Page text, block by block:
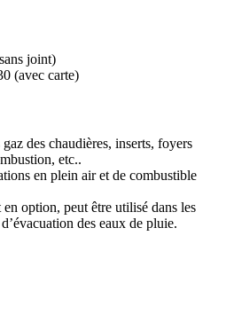
joint)
(avec carte)
des chaudières, inserts, foyers
etc..
en plein air et de combustible
option, peut être utilisé dans les
des eaux de pluie.